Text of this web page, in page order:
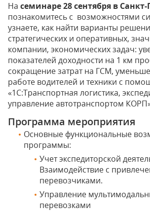
На семинаре 28 сентября в Санкт-
познакомитесь с возможностями
узнаете, как найти варианты
стратегических и оперативных,
компании, экономических задач:
показателей доходности на 1 км
сокращение затрат на ГСМ,
работе водителей и техники с
«1С:Транспортная логистика,
управление автотранспортом
Программа мероприятия
Основные функциональные
программы:
Учет экспедиторской
Взаимодействие с
перевозчиками.
Управление
перевозками